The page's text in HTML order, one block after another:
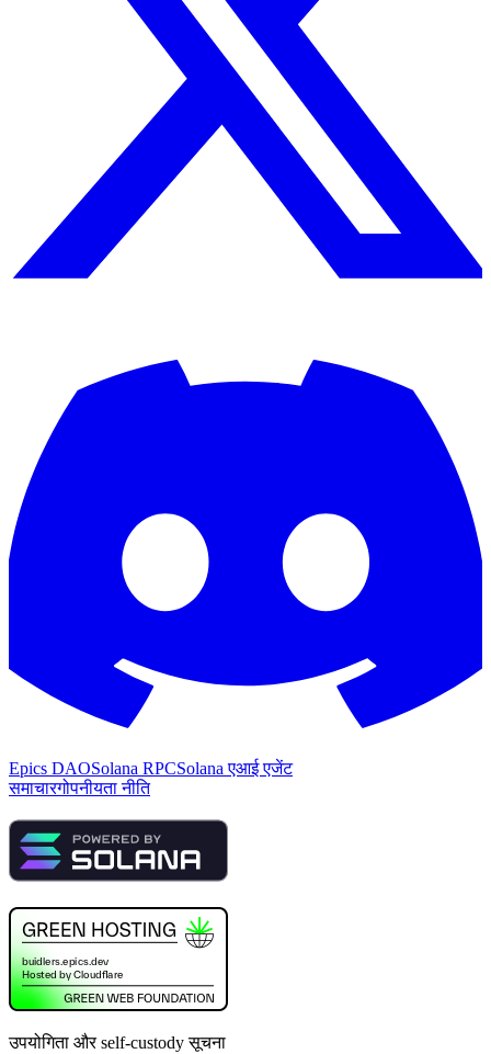
Epics DAOSolana RPCSolana एआई एजेंट
समाचारगोपनीयता नीति
उपयोगिता और self-custody सूचना